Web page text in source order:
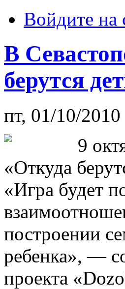
Войдите на
В
берутся
пт, 01/10/
9
«Откуда
«Игра будет
построении
ребенка», —
проекта